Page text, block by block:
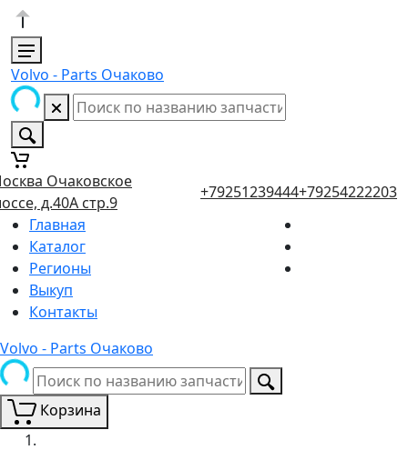
Volvo - Parts Очаково
Очаковское
д.40А стр.9
+79251239444+79254222203
Главная
Каталог
Регионы
Выкуп
Контакты
Volvo - Parts Очаково
Корзина